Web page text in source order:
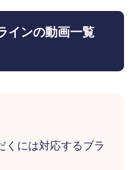
インの動画一覧
くには対応するブラ